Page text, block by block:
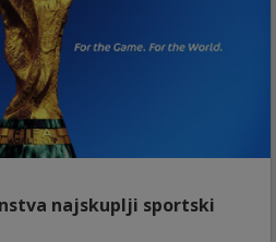
najskuplji sportski